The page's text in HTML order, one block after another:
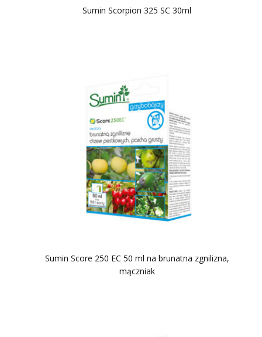
Sumin Scorpion 325 SC 30ml
Sumin Score 250 EC 50 ml na brunatna zgnilizna,
mączniak